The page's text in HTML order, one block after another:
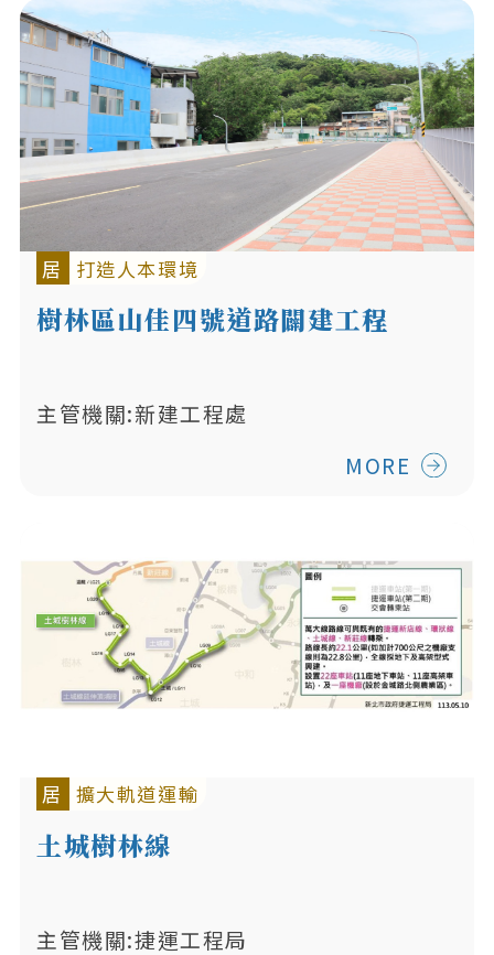
居 打造人本環境
樹林區山佳四號道路闢建工程
主管機關:新建工程處
MORE
居 擴大軌道運輸
土城樹林線
主管機關:捷運工程局